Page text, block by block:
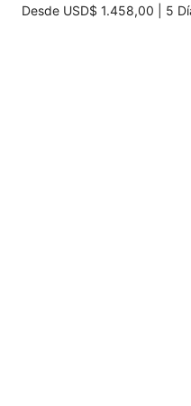
Desde USD$ 1.458,00 5